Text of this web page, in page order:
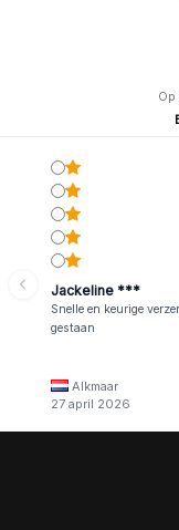
Op
Jackeline ***
Snelle en keurige
gestaan
Alkmaar
27 april 2026